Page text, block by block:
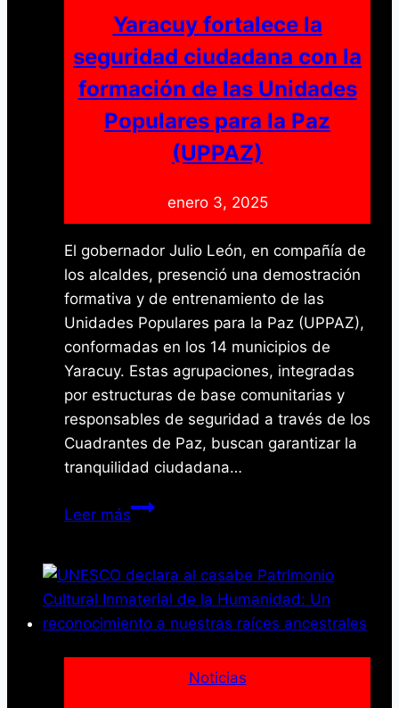
marihuana
y
reciben
condena
máxima
Yaracuy fortalece la
seguridad ciudadana con la
formación de las Unidades
Populares para la Paz
(UPPAZ)
enero 3, 2025
El gobernador Julio León, en compañía de
los alcaldes, presenció una demostración
formativa y de entrenamiento de las
Unidades Populares para la Paz (UPPAZ),
conformadas en los 14 municipios de
Yaracuy. Estas agrupaciones, integradas
por estructuras de base comunitarias y
responsables de seguridad a través de los
Cuadrantes de Paz, buscan garantizar la
tranquilidad ciudadana…
Leer másYaracuy
seguridad
ciudadana
con
formaciónNoticias